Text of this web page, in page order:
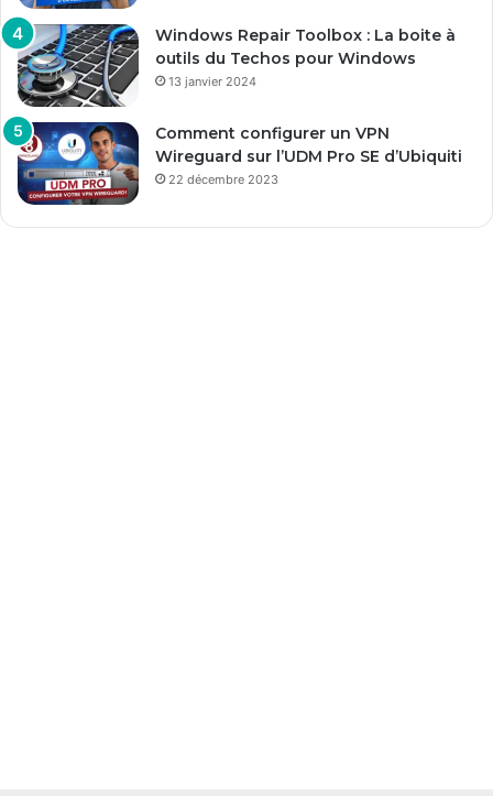
Windows Repair Toolbox : La boite à
outils du Techos pour Windows
13 janvier 2024
Comment configurer un VPN
Wireguard sur l’UDM Pro SE d’Ubiquiti
22 décembre 2023